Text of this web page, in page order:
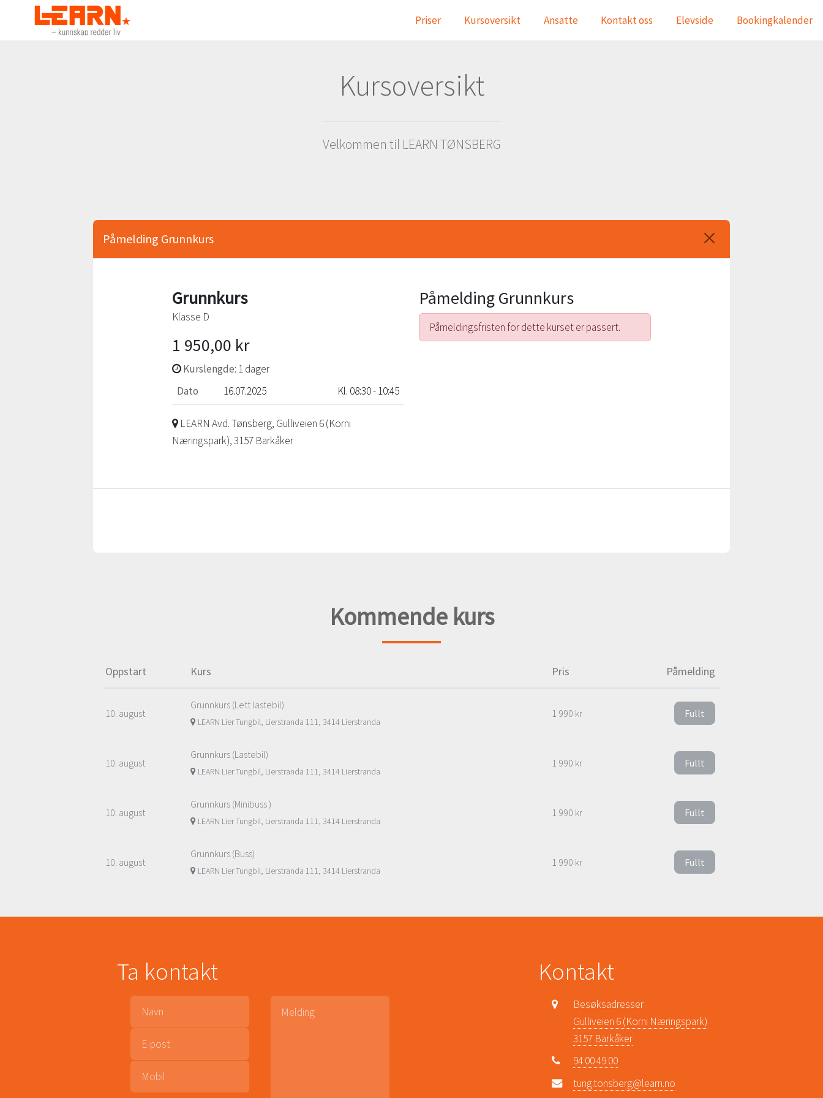
Priser Kursoversikt Ansatte Kontakt oss Elevside Bookingkalender
Kursoversikt
Velkommen til LEARN TØNSBERG
Påmelding Grunnkurs
Påmelding Grunnkurs
Påmeldingsfristen for dette kurset er passert.
Grunnkurs
Klasse D
1 950,00 kr
Kurslengde: 1 dager
Dato
16.07.2025 Kl. 08:30 - 10:45
LEARN Avd. Tønsberg, Gulliveien 6 (Korni
Næringspark), 3157 Barkåker
Kommende kurs
Oppstart Kurs Pris Påmelding
10. august
Grunnkurs (Lett lastebil)
LEARN Lier Tungbil, Lierstranda 111, 3414 Lierstranda
1 990 kr Fullt
10. august
Grunnkurs (Lastebil)
LEARN Lier Tungbil, Lierstranda 111, 3414 Lierstranda
1 990 kr Fullt
10. august
Grunnkurs (Minibuss )
LEARN Lier Tungbil, Lierstranda 111, 3414 Lierstranda
1 990 kr Fullt
10. august
Grunnkurs (Buss)
LEARN Lier Tungbil, Lierstranda 111, 3414 Lierstranda
1 990 kr Fullt
Ta kontakt Kontakt
Besøksadresser
Gulliveien 6 (Korni Næringspark)
3157 Barkåker
94 00 49 00
tung.tonsberg@learn.no